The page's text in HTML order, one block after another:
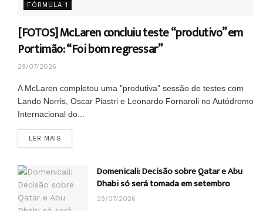
FÓRMULA 1
[FOTOS] McLaren concluiu teste “produtivo” em
Portimão: “Foi bom regressar”
29/07/2026
A McLaren completou uma "produtiva" sessão de testes com
Lando Norris, Oscar Piastri e Leonardo Fornaroli no Autódromo
Internacional do...
LER MAIS
Domenicali: Decisão sobre Qatar e Abu
Dhabi só será tomada em setembro
29/07/2026